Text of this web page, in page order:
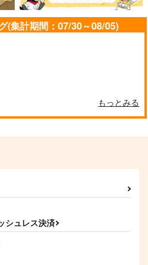
サンプル
碧棺左馬刻×山田一郎
サンプル
（税込）
刻×山田一郎
サンプル
魔王一郎の前に盗賊が
現れた
サンプル
(集計期間：07/30～08/05)
もっとみる
シュレス決済